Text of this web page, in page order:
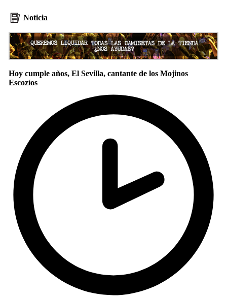
Noticia
Hoy cumple años, El Sevilla, cantante de los Mojinos
Escozíos